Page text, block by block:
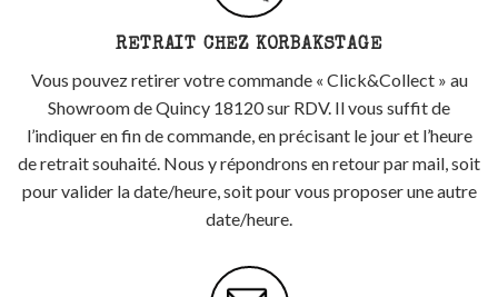
RETRAIT CHEZ KORBAKSTAGE
Vous pouvez retirer votre commande « Click&Collect » au
Showroom de Quincy 18120 sur RDV. Il vous suffit de
l’indiquer en fin de commande, en précisant le jour et l’heure
de retrait souhaité. Nous y répondrons en retour par mail, soit
pour valider la date/heure, soit pour vous proposer une autre
date/heure.